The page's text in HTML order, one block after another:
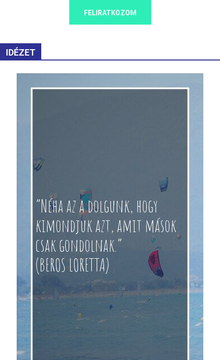
FELIRATKOZOM
IDÉZET
“Néha az a dolgunk, hogy
kimondjuk azt, amit mások
csak gondolnak.”
(BEROS LORETTA)